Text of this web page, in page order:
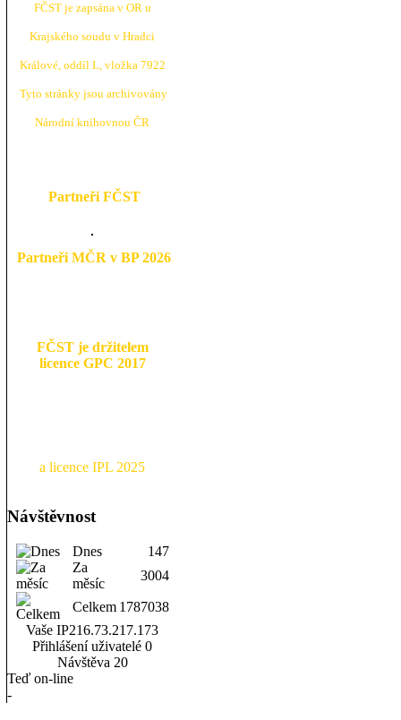
FČST je zapsána v OR u
Krajského soudu v Hradci
Králové, oddíl L, vložka 7922
Tyto stránky jsou archivovány
Národní knihovnou ČR
Partneři FČST
Partneři MČR v BP 2026
FČST je držitelem
licence GPC 2017
a licence IPL 2025
Návštěvnost
Dnes
147
Za
měsíc
3004
Celkem 1787038
Vaše IP216.73.217.173
Přihlášení uživatelé 0
Návštěva 20
Teď on-line
-